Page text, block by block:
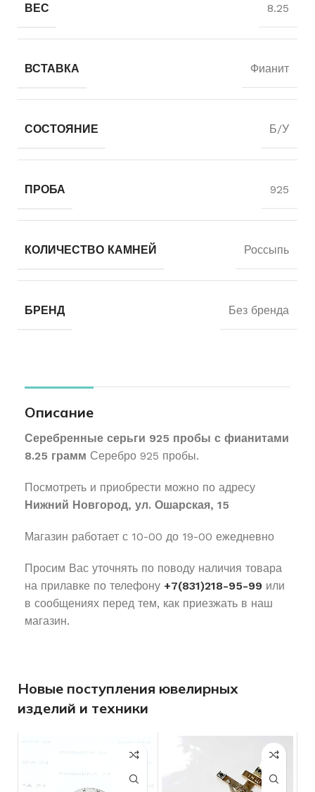
ВЕС 8.25
ВСТАВКА Фианит
СОСТОЯНИЕ Б/У
ПРОБА 925
КОЛИЧЕСТВО КАМНЕЙ Россыпь
БРЕНД Без бренда
Описание
Серебренные серьги 925 пробы с фианитами
8.25 грамм Серебро 925 пробы.
Посмотреть и приобрести можно по адресу
Нижний Новгород, ул. Ошарская, 15
Магазин работает с 10-00 до 19-00 ежедневно
Просим Вас уточнять по поводу наличия товара
на прилавке по телефону +7(831)218-95-99 или
в сообщениях перед тем, как приезжать в наш
магазин.
Новые поступления ювелирных
изделий и техники